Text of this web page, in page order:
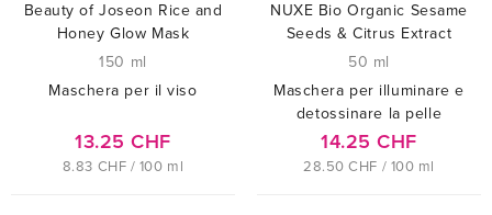
Beauty of Joseon Rice and
Honey Glow Mask
150 ml
Maschera per il viso
13.25 CHF
8.83 CHF / 100 ml
NUXE Bio Organic Sesame
Seeds & Citrus Extract
50 ml
Maschera per illuminare e
detossinare la pelle
14.25 CHF
28.50 CHF / 100 ml